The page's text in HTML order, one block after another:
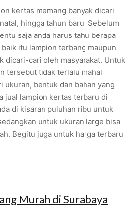
kertas memang banyak dicari
hingga tahun baru. Sebelum
saja anda harus tahu berapa
itu lampion terbang maupun
dicari-cari oleh masyarakat. Untuk
tersebut tidak terlalu mahal
ukuran, bentuk dan bahan yang
jual lampion kertas terbaru di
di kisaran puluhan ribu untuk
untuk ukuran large bisa
Begitu juga untuk harga terbaru
Murah di Surabaya